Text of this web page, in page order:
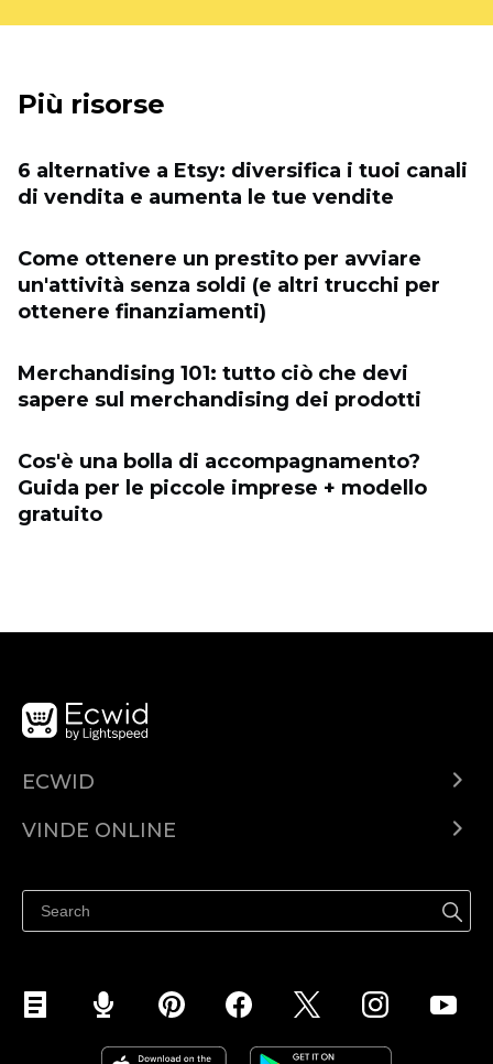
Più risorse
6 alternative a Etsy: diversifica i tuoi canali
di vendita e aumenta le tue vendite
Come ottenere un prestito per avviare
un'attività senza soldi (e altri trucchi per
ottenere finanziamenti)
Merchandising 101: tutto ciò che devi
sapere sul merchandising dei prodotti
Cos'è una bolla di accompagnamento?
Guida per le piccole imprese + modello
gratuito
ECWID
Prețuri
VINDE ONLINE
Vinde pe Facebook
Vinde pe Instagram